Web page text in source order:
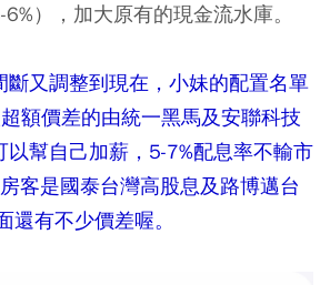
），加大原有的現金流水庫。
斷又調整到現在，小妹的配置名單
額價差的由統一黑馬及安聯科技
以幫自己加薪，5-7%配息率不輸市
客是國泰台灣高股息及路博邁台
還有不少價差喔。